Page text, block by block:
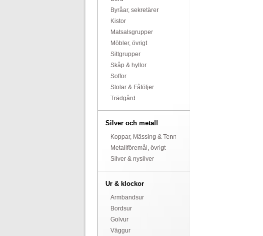
Byråar, sekretärer
Kistor
Matsalsgrupper
Möbler, övrigt
Sittgrupper
Skåp & hyllor
Soffor
Stolar & Fåtöljer
Trädgård
Silver och metall
Koppar, Mässing & Tenn
Metallföremål, övrigt
Silver & nysilver
Ur & klockor
Armbandsur
Bordsur
Golvur
Väggur